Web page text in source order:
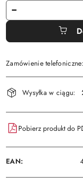
Ilość
Zamówienie
Dostępność
i
dostawa
Wysyłka w ciągu:
Pobierz produkt do
EAN: